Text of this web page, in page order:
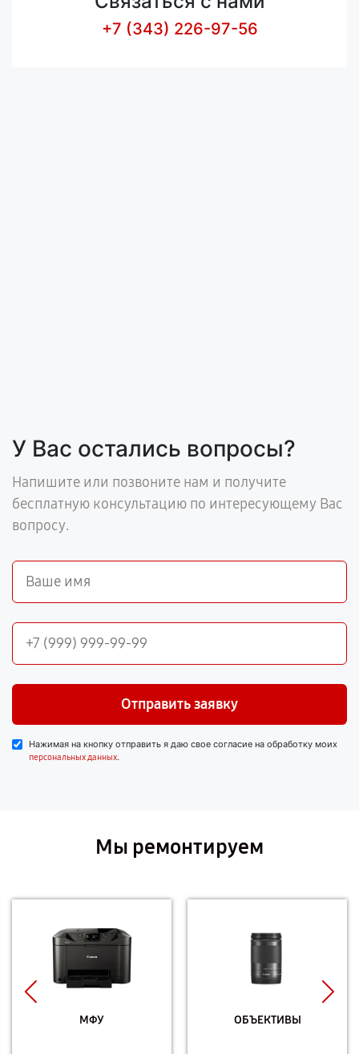
+7 (343) 226-97-56
У Вас остались вопросы?
Напишите или позвоните нам и получите
бесплатную консультацию по интересующему Вас
вопросу.
Отправить заявку
Нажимая на кнопку отправить я даю свое согласие на обработку моих
персональных данных.
Мы ремонтируем
МФУ ОБЪЕКТИВЫ